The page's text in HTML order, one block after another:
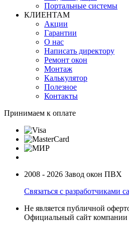
Портальные системы
КЛИЕНТАМ
Акции
Гарантии
О нас
Написать директору
Ремонт окон
Монтаж
Калькулятор
Полезное
Контакты
Принимаем к оплате
2008 - 2026 Завод окон ПВХ
Связаться с разработчиками
Не является публичной
Официальный сайт